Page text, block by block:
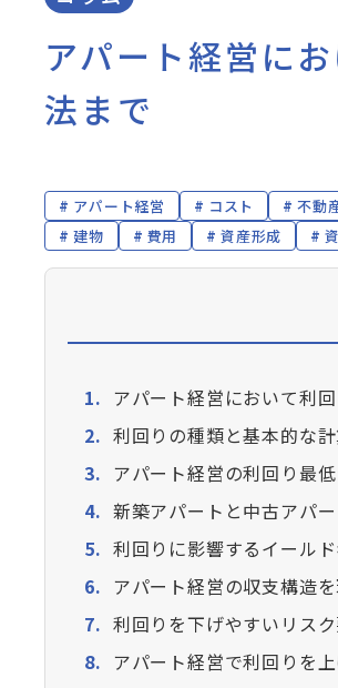
アパート経営に
法まで
アパート経営 コスト 不動
建物
費用 資産形成
アパート経営において利
利回りの種類と基本的な
アパート経営の利回り最
新築アパートと中古アパ
利回りに影響するイール
アパート経営の収支構造
利回りを下げやすいリス
アパート経営で利回りを